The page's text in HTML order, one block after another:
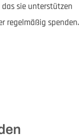
sie unterstützen
regelmäßig spenden.